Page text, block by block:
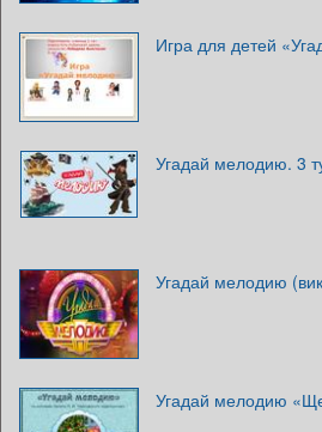
Игра для детей
Угадай мелодию. 3
Угадай мелодию
Угадай мелодию